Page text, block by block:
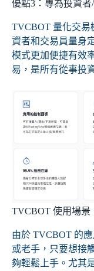
優點3：專為投資者
TVCBOT 量化交易
資者和交易員量身
模式更加便捷有效
易，是所有從事投
TVCBOT 使用場景
由於 TVCBOT 的
或老手，只要想接
夠輕鬆上手。尤其